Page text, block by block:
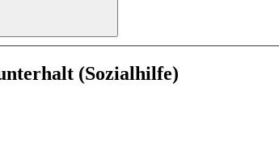
(Sozialhilfe)